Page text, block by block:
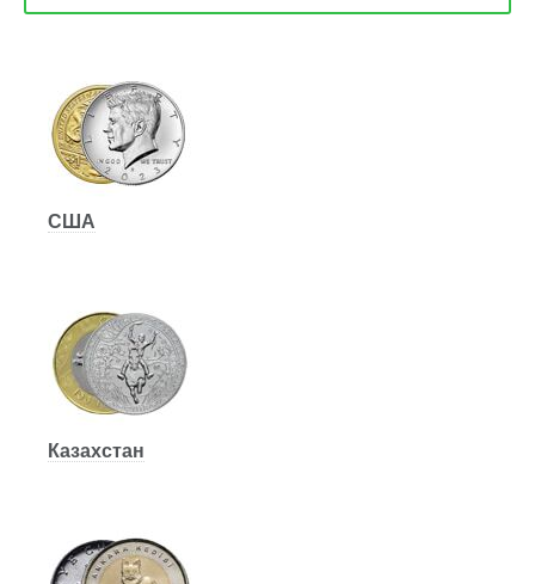
США
Казахстан